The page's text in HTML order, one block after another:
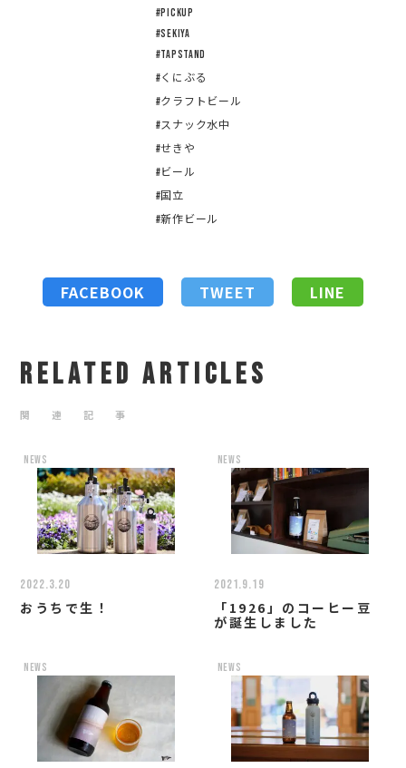
#pickup
#sekiya
#tapstand
#くにぶる
#クラフトビール
#スナック水中
#せきや
#ビール
#国立
#新作ビール
FACEBOOK TWEET LINE
RELATED ARTICLES
関 連 記 事
news
2022.3.20
おうちで生！
news
2021.9.19
「1926」のコーヒー豆
が誕生しました
news news